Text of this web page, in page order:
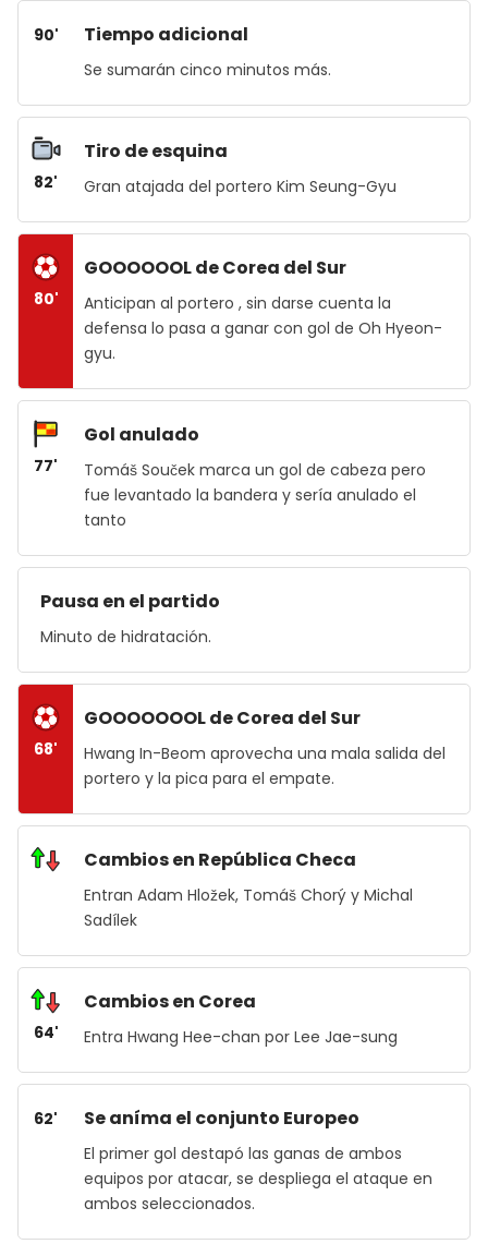
90' Tiempo adicional
Se sumarán cinco minutos más.
82'
Tiro de esquina
Gran atajada del portero Kim Seung-Gyu
80'
GOOOOOOL de Corea del Sur
Anticipan al portero , sin darse cuenta la
defensa lo pasa a ganar con gol de Oh Hyeon-
gyu.
77'
Gol anulado
Tomáš Souček marca un gol de cabeza pero
fue levantado la bandera y sería anulado el
tanto
Pausa en el partido
Minuto de hidratación.
68'
GOOOOOOOL de Corea del Sur
Hwang In-Beom aprovecha una mala salida del
portero y la pica para el empate.
Cambios en República Checa
Entran Adam Hložek, Tomáš Chorý y Michal
Sadílek
64'
Cambios en Corea
Entra Hwang Hee-chan por Lee Jae-sung
62' Se aníma el conjunto Europeo
El primer gol destapó las ganas de ambos
equipos por atacar, se despliega el ataque en
ambos seleccionados.